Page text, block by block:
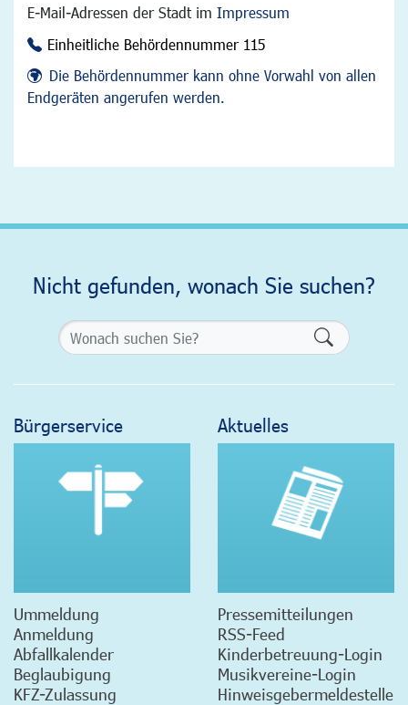
E-Mail-Adressen der Stadt im Impressum
Einheitliche Behördennummer 115
Die Behördennummer kann ohne Vorwahl von allen
Endgeräten angerufen werden.
Nicht gefunden, wonach Sie suchen?
Bürgerservice
Ummeldung
Anmeldung
Abfallkalender
Beglaubigung
KFZ-Zulassung
Aktuelles
Pressemitteilungen
RSS-Feed
Kinderbetreuung-Login
Musikvereine-Login
Hinweisgebermeldestelle